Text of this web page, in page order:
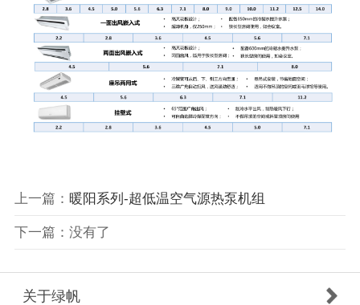
上一篇： 暖阳系列-超低温空气源热泵机组
下一篇：没有了
关于绿帆